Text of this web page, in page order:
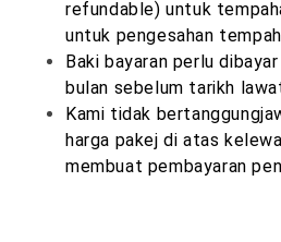
refundable) untuk
untuk pengesahan
Baki bayaran perlu
bulan sebelum tarikh
Kami tidak
harga pakej di atas
membuat pembayaran